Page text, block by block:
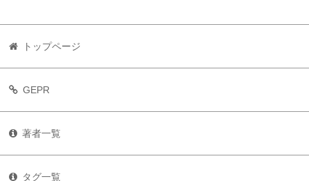
トップページ
GEPR
著者一覧
タグ一覧